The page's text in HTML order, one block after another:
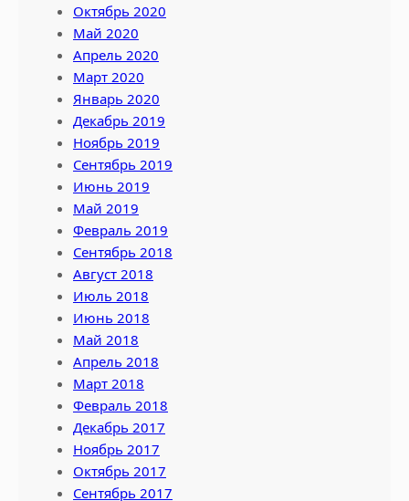
Октябрь 2020
Май 2020
Апрель 2020
Март 2020
Январь 2020
Декабрь 2019
Ноябрь 2019
Сентябрь 2019
Июнь 2019
Май 2019
Февраль 2019
Сентябрь 2018
Август 2018
Июль 2018
Июнь 2018
Май 2018
Апрель 2018
Март 2018
Февраль 2018
Декабрь 2017
Ноябрь 2017
Октябрь 2017
Сентябрь 2017